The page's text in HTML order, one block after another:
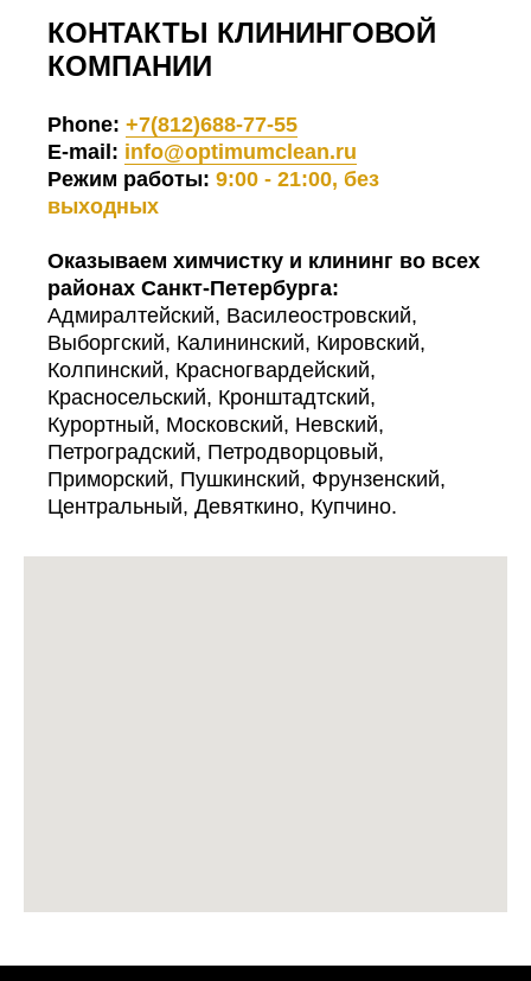
КОНТАКТЫ КЛИНИНГОВОЙ
КОМПАНИИ
Phone: +7(812)688-77-55
E-mail: info@optimumclean.ru
Режим работы: 9:00 - 21:00, без
выходных
Оказываем химчистку и клининг во всех
районах Санкт-Петербурга:
Адмиралтейский, Василеостровский,
Выборгский, Калининский, Кировский,
Колпинский, Красногвардейский,
Красносельский, Кронштадтский,
Курортный, Московский, Невский,
Петроградский, Петродворцовый,
Приморский, Пушкинский, Фрунзенский,
Центральный, Девяткино, Купчино.